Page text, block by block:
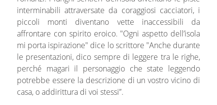
interminabili attraversate da coraggiosi cacciatori, i
piccoli monti diventano vette inaccessibili da
affrontare con spirito eroico. "Ogni aspetto dell’isola
mi porta ispirazione" dice lo scrittore "Anche durante
le presentazioni, dico sempre di leggere tra le righe,
perché magari il personaggio che state leggendo
potrebbe essere la descrizione di un vostro vicino di
casa, o addirittura di voi stessi”.